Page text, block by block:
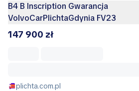
B4 B Inscription Gwarancja
VolvoCarPlichtaGdynia FV23
147 900 zł
plichta.com.pl